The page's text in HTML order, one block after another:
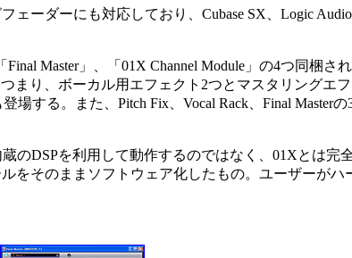
ーダーにも対応しており、Cubase SX、Logic
Master」、「01X Channel Module」の4つ同梱さ
まり、ボーカル用エフェクト2つとマスタリングエ
する。また、Pitch Fix、Vocal Rack、Final Master
のDSPを利用して動作するのではなく、01Xとは完
をそのままソフトウェア化したもの。ユーザーがハ